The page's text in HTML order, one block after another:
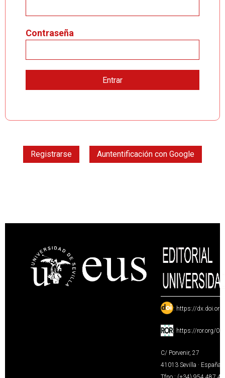
Contraseña
Registrarse Auntentificación con Google
: https://
: https://ror.org/
C/ Porvenir, 27
41013 Sevilla · España